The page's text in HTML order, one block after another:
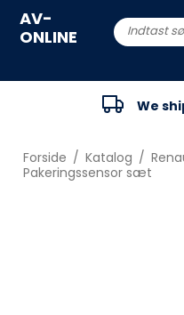
AV-
ONLINE
We
Forside / Katalog /
Pakeringssensor sæt